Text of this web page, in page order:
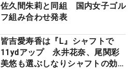
佐久間朱莉と同組 国内女子ゴル
フ組み合わせ発表
皆吉愛寿香は『L』シャフトで
11ydアップ 永井花奈、尾関彩
美悠も選ぶしなりシャフトの効果